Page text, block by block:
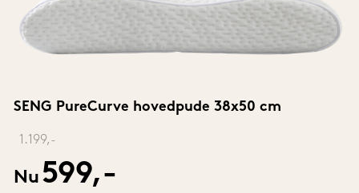
SENG PureCurve hovedpude 38x50 cm
1.199,-
Nu 599,-